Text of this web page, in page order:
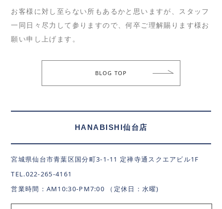
お客様に対し至らない所もあるかと思いますが、スタッフ
一同日々尽力して参りますので、何卒ご理解賜ります様お
願い申し上げます。
BLOG TOP
HANABISHI仙台店
宮城県仙台市青葉区国分町3-1-11 定禅寺通スクエアビル1F
TEL.022-265-4161
営業時間：AM10:30-PM7:00 （定休日：水曜)